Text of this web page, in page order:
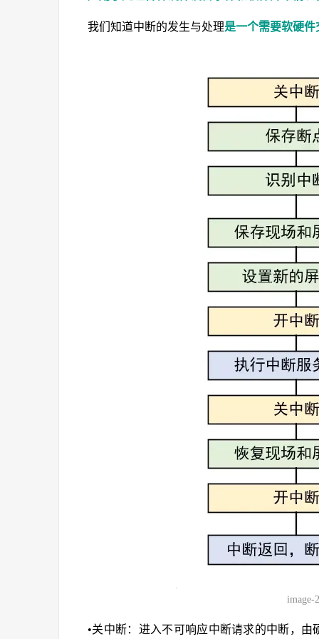
我们知道中断的发生与处理是一个需要软硬件
image-
•关中断：进入不可响应中断请求的中断，